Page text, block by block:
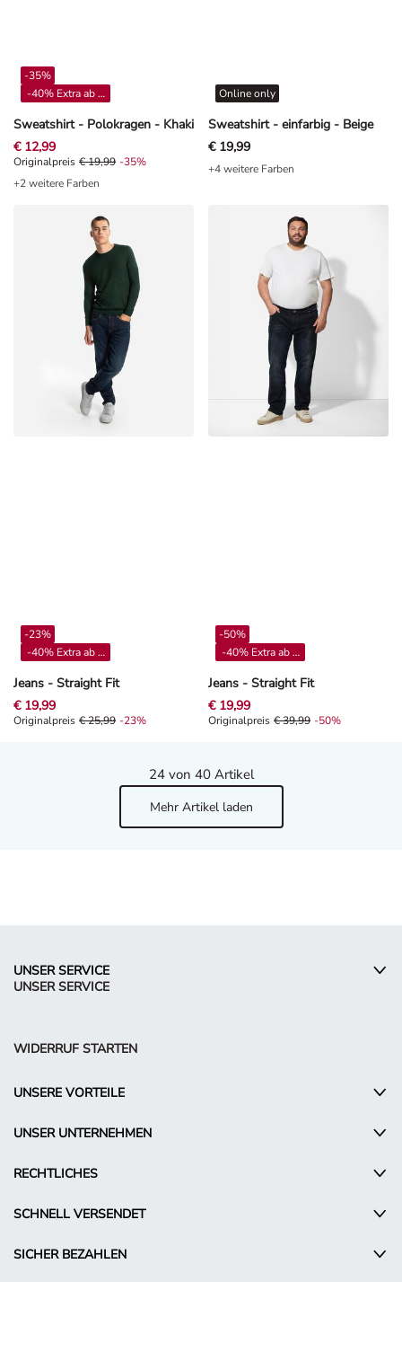
Sweatshirt - Polokragen - Khaki
-35%
-40% Extra ab 4**
€ 12,99
Originalpreis € 19,99, Rabat -35%
Originalpreis € 19,99 -35%
+2 weitere Farben
Sweatshirt - einfarbig - Beige
Online only
€ 19,99
+4 weitere Farben
Jeans - Straight Fit
-23%
-40% Extra ab 4**
€ 19,99
Originalpreis € 25,99, Rabat -23%
Originalpreis € 25,99 -23%
Jeans - Straight Fit
-50%
-40% Extra ab 4**
€ 19,99
Originalpreis € 39,99, Rabat -50%
Originalpreis € 39,99 -50%
24von 40 Artikel
Mehr Artikel laden
UNSER SERVICE
UNSER SERVICE
WIDERRUF STARTEN
UNSERE VORTEILE
UNSER UNTERNEHMEN
RECHTLICHES
SCHNELL VERSENDET
SICHER BEZAHLEN